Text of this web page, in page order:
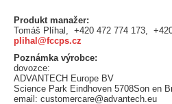
Produkt manažer:
Tomáš Plíhal, +420 472 774 173,
plihal@fccps.cz
Poznámka výrobce:
dovozce:
ADVANTECH Europe BV
Science Park Eindhoven 5708Son en
email: customercare@advantech.eu